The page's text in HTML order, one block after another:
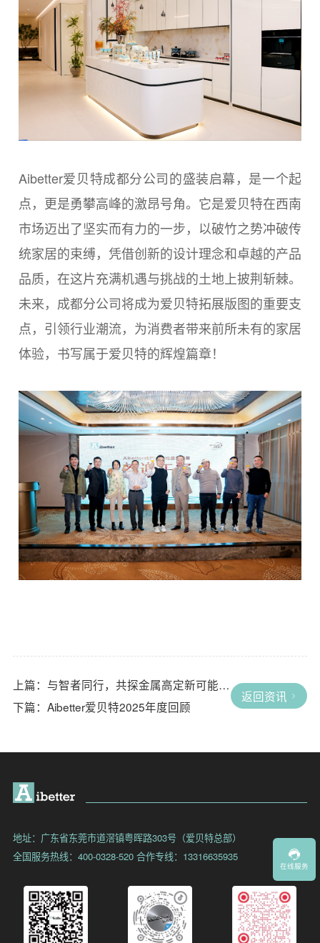
Aibetter爱贝特成都分公司的盛装启幕，是一个起
点，更是勇攀高峰的激昂号角。它是爱贝特在西南
市场迈出了坚实而有力的一步，以破竹之势冲破传
统家居的束缚，凭借创新的设计理念和卓越的产品
品质，在这片充满机遇与挑战的土地上披荆斩棘。
未来，成都分公司将成为爱贝特拓展版图的重要支
点，引领行业潮流，为消费者带来前所未有的家居
体验，书写属于爱贝特的辉煌篇章！
上篇：与智者同行，共探金属高定新可能！热烈欢迎 Vifa团队莅临Aibetter爱贝特交流赋能！
下篇：Aibetter爱贝特2025年度回顾
返回资讯
地址：广东省东莞市道滘镇粤晖路303号（爱贝特总部）
全国服务热线：400-0328-520 合作专线：13316635935
在线服务